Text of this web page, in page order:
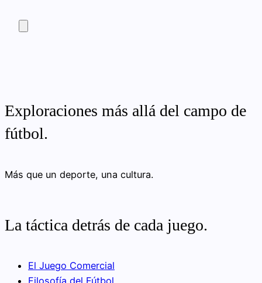
Exploraciones más allá del campo de
fútbol.
Más que un deporte, una cultura.
La táctica detrás de cada juego.
El Juego Comercial